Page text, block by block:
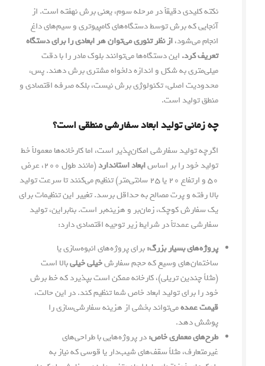
نکته کلیدی دقیقاً در مرحله سوم، یعنی برش نهفته است. از
آنجایی که برش توسط دستگاه‌های کامپیوتری و سیم‌های داغ
انجام می‌شود،از نظر تئوری می‌توان هر ابعادی را برای دستگاه
تعریف کرد. این دستگاه‌ها می‌توانند بلوک مادر را با دقت
میلی‌متری به شکل و اندازه دلخواه مشتری برش دهند. پس،
محدودیت اصلی، تکنولوژی برش نیست، بلکه صرفه اقتصادی و
منطق تولید است.
چه زمانی تولید ابعاد سفارشی منطقی است؟
اگرچه تولید سفارشی امکان‌پذیر است، اما کارخانه‌ها معمولاً خط
تولید خود را بر اساسابعاد استاندارد
(مانند طول ۲۰۰، عرض
۵۰ و ارتفاع ۲۰ یا ۲۵ سانتی‌متر) تنظیم می‌کنند تا سرعت تولید
بالا رفته و پرت مصالح به حداقل برسد. تغییر این تنظیمات برای
یک سفارش کوچک، زمان‌بر و هزینه‌بر است. بنابراین، تولید
سفارشی عمدتاً در شرایط زیر توجیه اقتصادی دارد:
پروژه‌های بسیار بزرگ:برای پروژه‌های انبوه‌سازی یا
ساختمان‌های وسیع که حجم سفارشخیلی خیلیبالا است
(مثلاً چندین تریلی)، کارخانه ممکن است بپذیرد که خط برش
خود را برای تولید ابعاد خاص شما تنظیم کند. در این حالت،
قیمت عمدهمی‌تواند بخشی از هزینه سفارشی‌سازی را
پوشش دهد.
طرح‌های معماری خاص:در پروژه‌هایی با طراحی‌های
غیرمتعارف، مثلاً سقف‌های شیب‌دار یا قوسی که نیاز به